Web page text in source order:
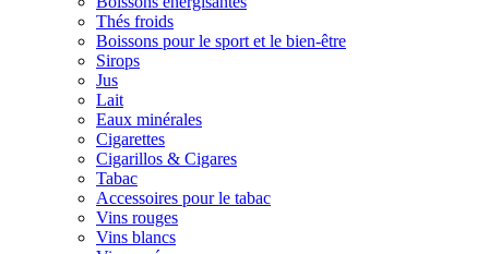
Thés froids
Boissons pour le sport et le bien-être
Sirops
Jus
Lait
Eaux minérales
Cigarettes
Cigarillos & Cigares
Tabac
Accessoires pour le tabac
Vins rouges
Vins blancs